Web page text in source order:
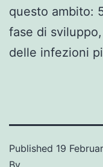
questo ambito:
fase di
delle infezioni
Published 19
By